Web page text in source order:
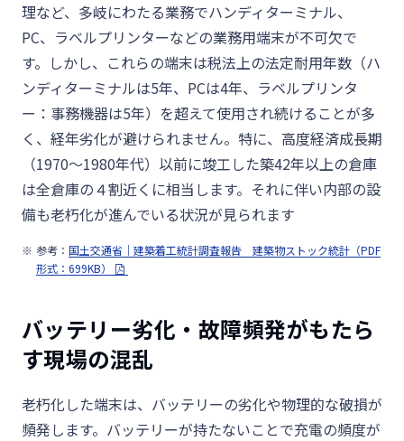
理など、多岐にわたる業務でハンディターミナル、
PC、ラベルプリンターなどの業務用端末が不可欠で
す。しかし、これらの端末は税法上の法定耐用年数（ハ
ンディターミナルは5年、 PCは4年、ラベルプリンタ
ー：事務機器は5年）を超えて使用され続けることが多
く、経年劣化が避けられません。特に、高度経済成長期
（1970〜1980年代）以前に竣工した築42年以上の倉庫
は全倉庫の４割近くに相当します。それに伴い内部の設
備も老朽化が進んでいる状況が見られます
参考： 国土交通省｜建築着工統計調査報告 建築物ストック統計（PDF
形式：699KB）
バッテリー劣化・故障頻発がもたら
す現場の混乱
老朽化した端末は、バッテリーの劣化や物理的な破損が
頻発します。バッテリーが持たないことで充電の頻度が